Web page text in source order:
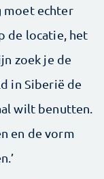
moet echter
de locatie, het
zoek je de
in Siberië de
wilt benutten.
en de vorm